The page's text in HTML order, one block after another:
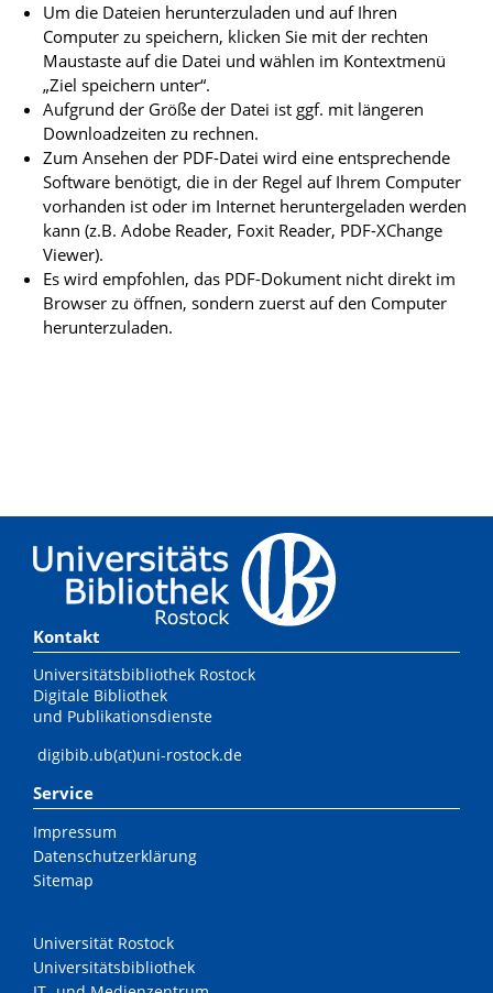
Um die Dateien herunterzuladen und auf Ihren
Computer zu speichern, klicken Sie mit der rechten
Maustaste auf die Datei und wählen im Kontextmenü
„Ziel speichern unter“.
Aufgrund der Größe der Datei ist ggf. mit längeren
Downloadzeiten zu rechnen.
Zum Ansehen der PDF-Datei wird eine entsprechende
Software benötigt, die in der Regel auf Ihrem Computer
vorhanden ist oder im Internet heruntergeladen werden
kann (z.B. Adobe Reader, Foxit Reader, PDF-XChange
Viewer).
Es wird empfohlen, das PDF-Dokument nicht direkt im
Browser zu öffnen, sondern zuerst auf den Computer
herunterzuladen.
Kontakt
Universitätsbibliothek Rostock
Digitale Bibliothek
und Publikationsdienste
digibib.ub(at)uni-rostock.de
Service
Impressum
Datenschutzerklärung
Sitemap
Universität Rostock
Universitätsbibliothek